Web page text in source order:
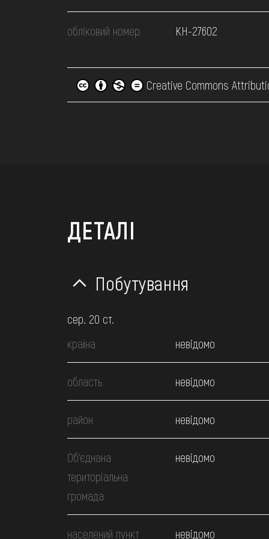
обліковий номер КН-27602
Creative Commons
ДЕТАЛІ
Побутування
сер. 20 ст.
країна
невідомо
область невідомо
район невідомо
Об’єднана
територіальна
громада
невідомо
населений пункт невідомо